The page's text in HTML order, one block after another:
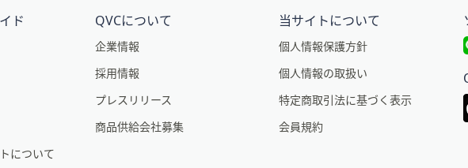
ド
について
QVCについて
企業情報
採用情報
プレスリリース
商品供給会社募集
当サイトについて
個人情報保護方針
個人情報の取扱い
特定商取引法に基づく表示
会員規約